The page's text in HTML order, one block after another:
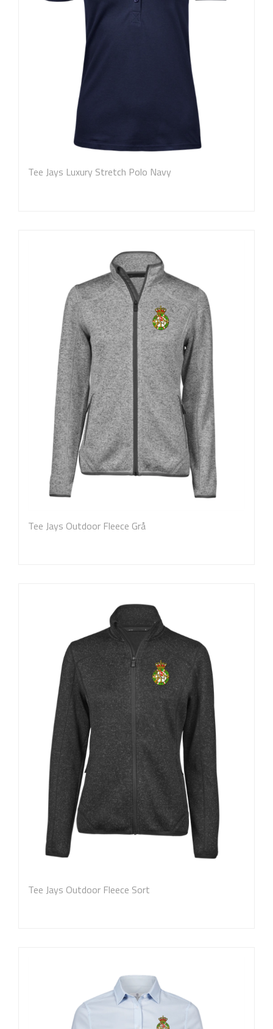
Tee Jays Luxury Stretch Polo Navy
Tee Jays Outdoor Fleece Grå
Tee Jays Outdoor Fleece Sort